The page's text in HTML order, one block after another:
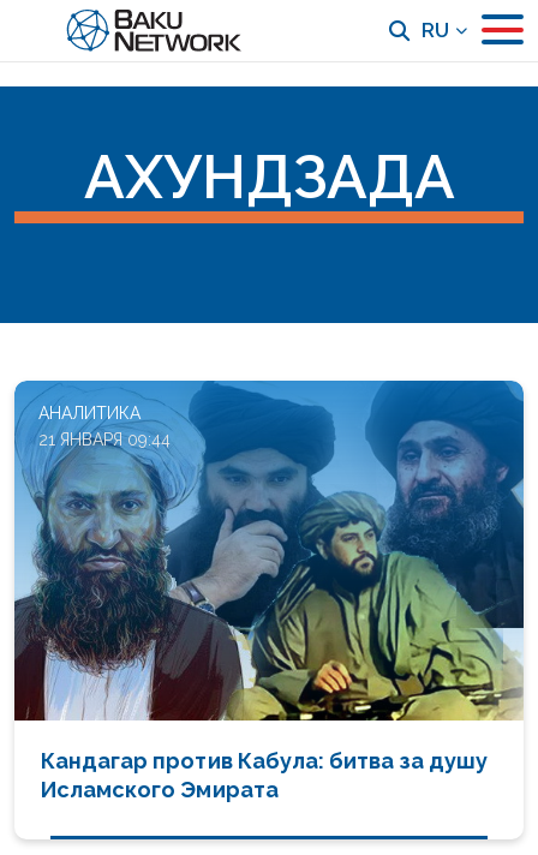
RU
АХУНДЗАДА
АНАЛИТИКА
21 ЯНВАРЯ 09:44
Кандагар против Кабула: битва за душу
Исламского Эмирата